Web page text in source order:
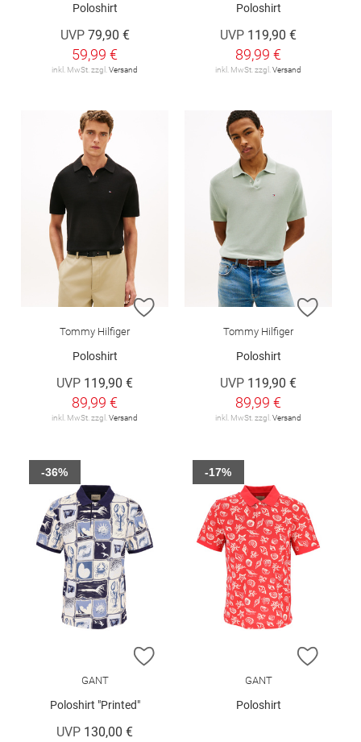
Poloshirt
UVP 79,90 €
59,99 €
inkl. MwSt. zzgl. Versand
Poloshirt
UVP 119,90 €
89,99 €
inkl. MwSt. zzgl. Versand
ZUR WUNSCHLISTE HINZUFÜGEN
Tommy Hilfiger
Poloshirt
UVP 119,90 €
89,99 €
inkl. MwSt. zzgl.Versand
ZUR
Tommy Hilfiger
Poloshirt
UVP 119,90 €
89,99 €
inkl. MwSt. zzgl.Versand
ZUR WUNSCHLISTE HINZUFÜGEN
GANT
Poloshirt "Printed"
UVP 130,00 €
-36%
ZUR
GANT
Poloshirt
-17%